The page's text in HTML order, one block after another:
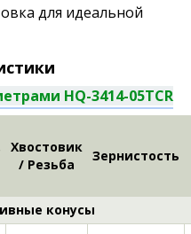
для идеальной
HQ-3414-05TCR
Хвостовик
/ Резьба
Зернистость
конусы